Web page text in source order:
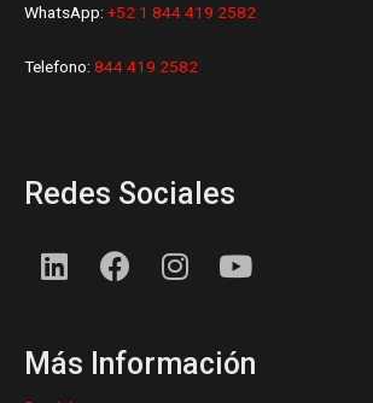
WhatsApp: +52 1 844 419 2582
Telefono: 844 419 2582
Redes Sociales
L
i
e
F
a
b
I
n
a
Y
o
u
Más Información